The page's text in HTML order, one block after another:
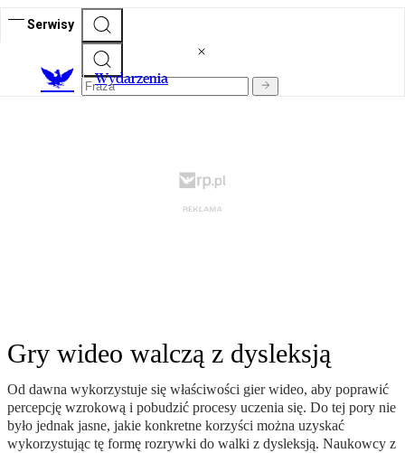
Serwisy
Wydarzenia
Gry wideo walczą z dysleksją
Od dawna wykorzystuje się właściwości gier wideo, aby poprawić
percepcję wzrokową i pobudzić procesy uczenia się. Do tej pory nie
było jednak jasne, jakie konkretne korzyści można uzyskać
wykorzystując tę formę rozrywki do walki z dysleksją. Naukowcy z